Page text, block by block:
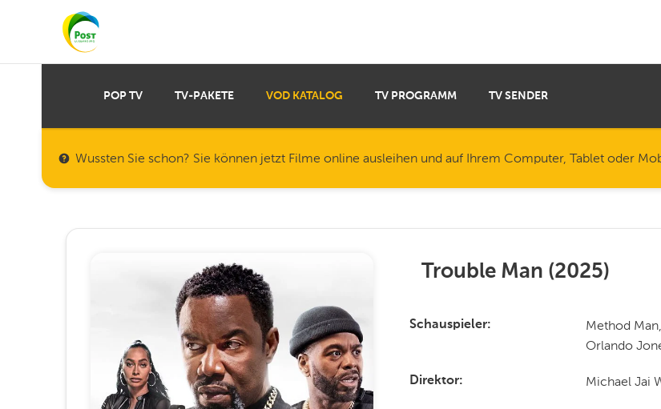
POP TV TV-PAKETE VOD KATALOG TV PROGRAMM TV SENDER
Wussten Sie schon? Sie können jetzt Filme online ausleihen und auf Ihrem Computer, Tablet oder
Trouble Man (2025)
Schauspieler
Method
Orlando
Direktor Michael Jai